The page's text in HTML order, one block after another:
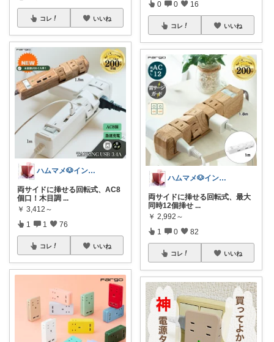
コレ いいね
ハムマメ🐶インテリア・キッチン🌸
両サイドに挿せる回転式、AC8
個口！木目調 ...
￥ 3,412～
1 1 76
コレ いいね
0 0 16
コレ いいね
ハムマメ🐶インテリア・キッチン🌸
両サイドに挿せる回転式、最大
同時12個挿せ ...
￥ 2,992～
1 0 82
コレ いいね